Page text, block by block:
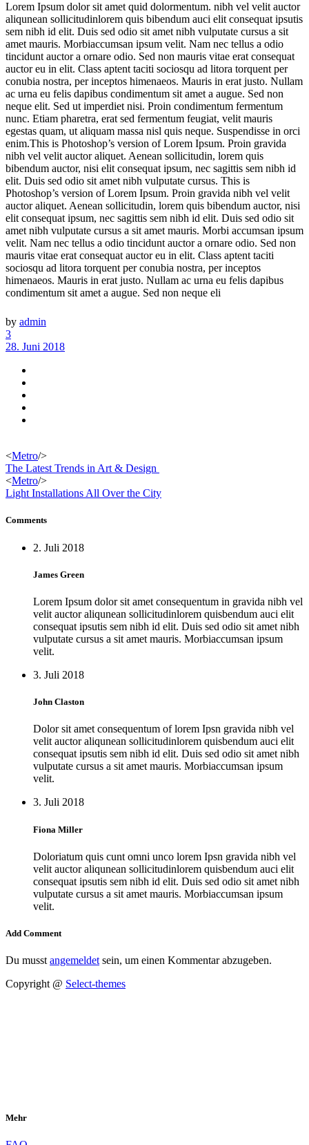
Lorem Ipsum dolor sit amet quid dolormentum. nibh vel velit auctor
aliqunean sollicitudinlorem quis bibendum auci elit consequat ipsutis
sem nibh id elit. Duis sed odio sit amet nibh vulputate cursus a sit
amet mauris. Morbiaccumsan ipsum velit. Nam nec tellus a odio
tincidunt auctor a ornare odio. Sed non mauris vitae erat consequat
auctor eu in elit. Class aptent taciti sociosqu ad litora torquent per
conubia nostra, per inceptos himenaeos. Mauris in erat justo. Nullam
ac urna eu felis dapibus condimentum sit amet a augue. Sed non
neque elit. Sed ut imperdiet nisi. Proin condimentum fermentum
nunc. Etiam pharetra, erat sed fermentum feugiat, velit mauris
egestas quam, ut aliquam massa nisl quis neque. Suspendisse in orci
enim.This is Photoshop’s version of Lorem Ipsum. Proin gravida
nibh vel velit auctor aliquet. Aenean sollicitudin, lorem quis
bibendum auctor, nisi elit consequat ipsum, nec sagittis sem nibh id
elit. Duis sed odio sit amet nibh vulputate cursus. This is
Photoshop’s version of Lorem Ipsum. Proin gravida nibh vel velit
auctor aliquet. Aenean sollicitudin, lorem quis bibendum auctor, nisi
elit consequat ipsum, nec sagittis sem nibh id elit. Duis sed odio sit
amet nibh vulputate cursus a sit amet mauris. Morbi accumsan ipsum
velit. Nam nec tellus a odio tincidunt auctor a ornare odio. Sed non
mauris vitae erat consequat auctor eu in elit. Class aptent taciti
sociosqu ad litora torquent per conubia nostra, per inceptos
himenaeos. Mauris in erat justo. Nullam ac urna eu felis dapibus
condimentum sit amet a augue. Sed non neque eli
by admin
3
28. Juni 2018
<Metro/>
The Latest Trends in Art & Design
<Metro/>
Light Installations All Over the City
Comments
2. Juli 2018
James Green
Lorem Ipsum dolor sit amet consequentum in gravida nibh vel
velit auctor aliqunean sollicitudinlorem quisbendum auci elit
consequat ipsutis sem nibh id elit. Duis sed odio sit amet nibh
vulputate cursus a sit amet mauris. Morbiaccumsan ipsum
velit.
3. Juli 2018
John Claston
Dolor sit amet consequentum of lorem Ipsn gravida nibh vel
velit auctor aliqunean sollicitudinlorem quisbendum auci elit
consequat ipsutis sem nibh id elit. Duis sed odio sit amet nibh
vulputate cursus a sit amet mauris. Morbiaccumsan ipsum
velit.
3. Juli 2018
Fiona Miller
Doloriatum quis cunt omni unco lorem Ipsn gravida nibh vel
velit auctor aliqunean sollicitudinlorem quisbendum auci elit
consequat ipsutis sem nibh id elit. Duis sed odio sit amet nibh
vulputate cursus a sit amet mauris. Morbiaccumsan ipsum
velit.
Add Comment
Du musst angemeldet sein, um einen Kommentar abzugeben.
Copyright @ Select-themes
Mehr